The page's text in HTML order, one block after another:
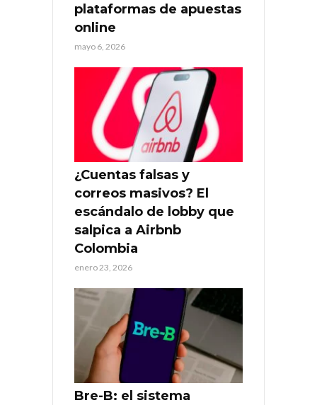
plataformas de apuestas
online
mayo 6, 2026
¿Cuentas falsas y
correos masivos? El
escándalo de lobby que
salpica a Airbnb
Colombia
enero 23, 2026
Bre-B: el sistema